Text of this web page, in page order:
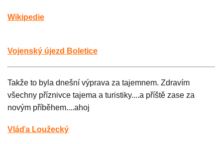
Wikipedie
Vojenský újezd Boletice
Takže to byla dnešní výprava za tajemnem. Zdravím
všechny příznivce tajema a turistiky....a příště zase za
novým příběhem....ahoj
Vláďa Loužecký